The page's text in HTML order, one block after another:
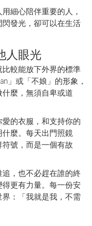
細心陪伴重要的人，
發光，卻可以在生活
人眼光
較能放下外界的標準
」或「不娘」的形象，
麼，無須自卑或道
的衣服，和支持你的
麼。每天出門照鏡
號，而是一個有故
，也不必趕在誰的終
更有力量。每一份安
：「我就是我，不需